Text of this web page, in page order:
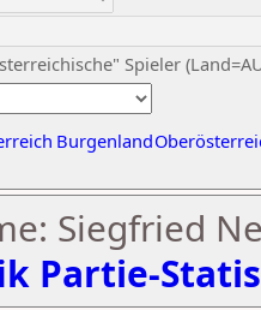
Spieler
Burgenland
Siegfried
Partie-